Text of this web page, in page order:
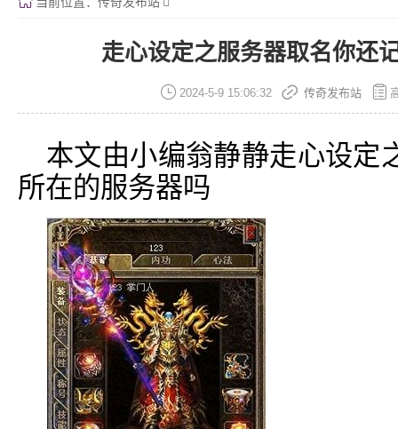
走心设定之服务器取名你还
2024-5-9 15:06:32 传奇发布站
本文由小编翁静静走心设定
所在的服务器吗